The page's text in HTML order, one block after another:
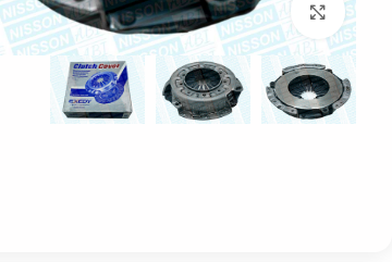
بزرگنمایی تصویر